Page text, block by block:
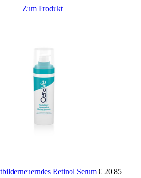
Zum ProduktDieses
Retinol Serum € 20,85